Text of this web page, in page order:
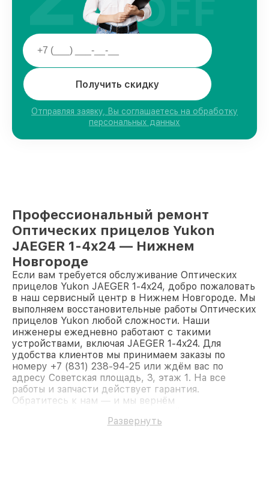
Получить скидку
Отправляя заявку, Вы соглашаетесь на обработку
персональных данных
OFF
Профессиональный ремонт
Оптических прицелов Yukon
JAEGER 1-4x24 — Нижнем
Новгороде
Если вам требуется обслуживание Оптических
прицелов Yukon JAEGER 1-4x24, добро пожаловать
в наш сервисный центр в Нижнем Новгороде. Мы
выполняем восстановительные работы Оптических
прицелов Yukon любой сложности. Наши
инженеры ежедневно работают с такими
устройствами, включая JAEGER 1-4x24. Для
удобства клиентов мы принимаем заказы по
номеру +7 (831) 238-94-25 или ждём вас по
адресу Советская площадь, 3, этаж 1. На все
работы и запчасти действует гарантия.
Обратитесь к нам — и мы вернём
Развернуть